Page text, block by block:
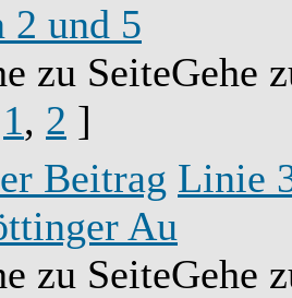
2 und 5
Gehe
1, 2 ]
Linie
Au
Gehe